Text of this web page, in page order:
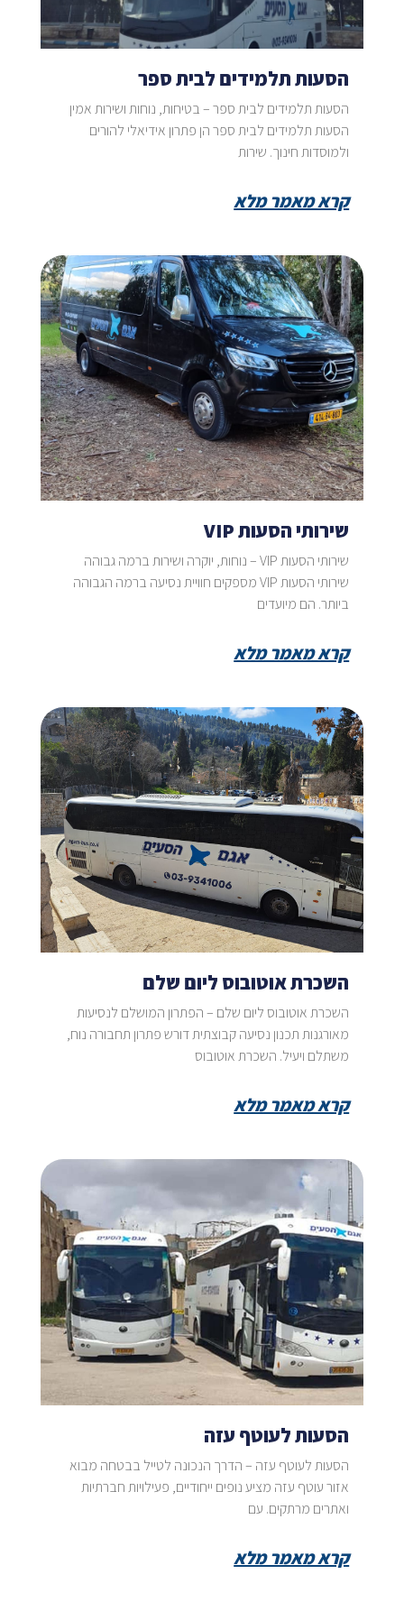
הסעות תלמידים לבית ספר
הסעות תלמידים לבית ספר – בטיחות, נוחות ושירות אמין
הסעות תלמידים לבית ספר הן פתרון אידיאלי להורים
ולמוסדות חינוך. שירות
קרא מאמר מלא
שירותי הסעות VIP
שירותי הסעות VIP – נוחות, יוקרה ושירות ברמה גבוהה
שירותי הסעות VIP מספקים חוויית נסיעה ברמה הגבוהה
ביותר. הם מיועדים
קרא מאמר מלא
השכרת אוטובוס ליום שלם
השכרת אוטובוס ליום שלם – הפתרון המושלם לנסיעות
מאורגנות תכנון נסיעה קבוצתית דורש פתרון תחבורה נוח,
משתלם ויעיל. השכרת אוטובוס
קרא מאמר מלא
הסעות לעוטף עזה
הסעות לעוטף עזה – הדרך הנכונה לטייל בבטחה מבוא
אזור עוטף עזה מציע נופים ייחודיים, פעילויות חברתיות
ואתרים מרתקים. עם
קרא מאמר מלא